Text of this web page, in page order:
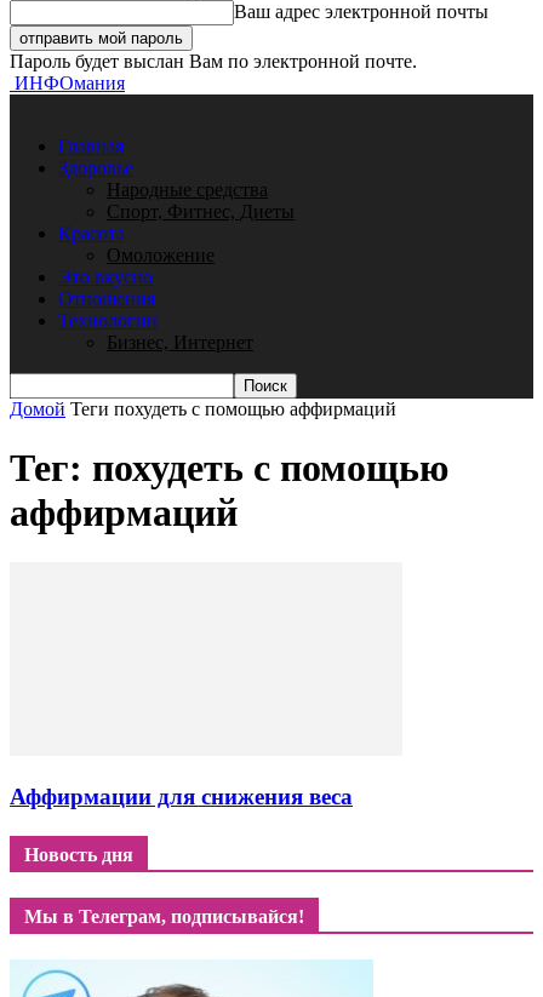
Ваш адрес электронной почты
Пароль будет выслан Вам по электронной почте.
ИНФОмания
Главная
Здоровье
Народные средства
Спорт, Фитнес, Диеты
Красота
Омоложение
Это вкусно
Отношения
Технологии
Бизнес, Интернет
Домой Теги похудеть с помощью аффирмаций
Тег: похудеть с помощью
аффирмаций
Аффирмации для снижения веса
Новость дня
Мы в Телеграм, подписывайся!